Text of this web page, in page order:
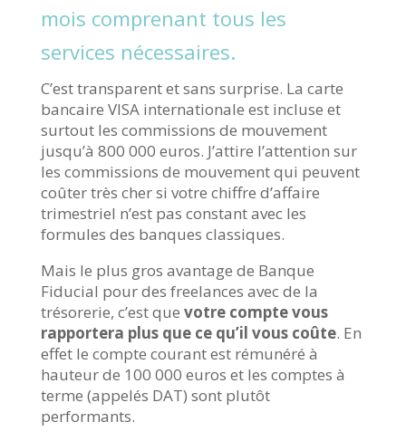
mois comprenant tous les
services nécessaires.
C’est transparent et sans surprise. La carte
bancaire VISA internationale est incluse et
surtout les commissions de mouvement
jusqu’à 800 000 euros. J’attire l’attention sur
les commissions de mouvement qui peuvent
coûter très cher si votre chiffre d’affaire
trimestriel n’est pas constant avec les
formules des banques classiques.
Mais le plus gros avantage de Banque
Fiducial pour des freelances avec de la
trésorerie, c’est que votre compte vous
rapportera plus que ce qu’il vous coûte. En
effet le compte courant est rémunéré à
hauteur de 100 000 euros et les comptes à
terme (appelés DAT) sont plutôt
performants.